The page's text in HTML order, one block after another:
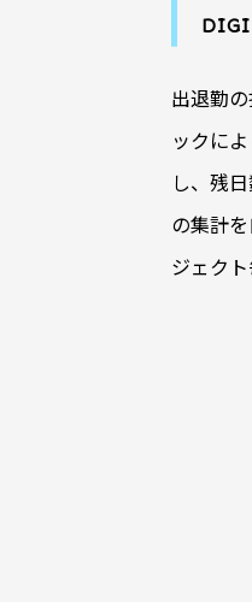
出退勤
ックに
し、残
の集計
ジェク